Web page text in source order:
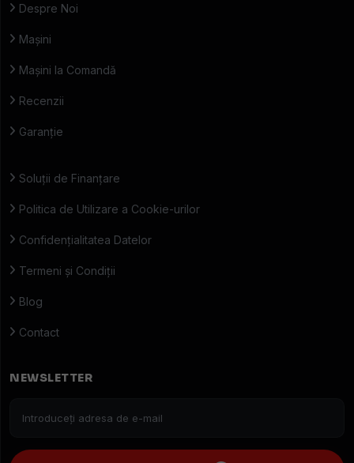
Despre Noi
Mașini
Mașini la Comandă
Recenzii
Garanție
Soluții de Finanțare
Politica de Utilizare a Cookie-urilor
Confidențialitatea Datelor
Termeni și Condiții
Blog
Contact
NEWSLETTER